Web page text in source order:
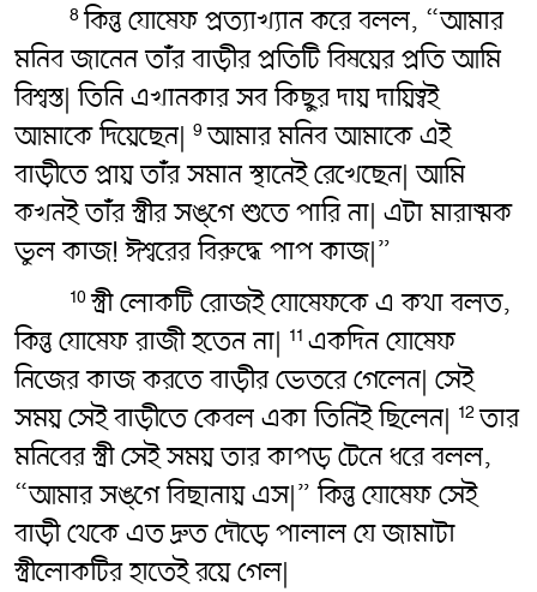
8কিন্তু যোষেফ প্রত্যাখ্যান করে বলল, “আমার
মনিব জানেন তাঁর বাড়ীর প্রতিটি বিষয়ের প্রতি আমি
বিশ্বস্ত| তিনি এখানকার সব কিছুর দায় দায়িত্বই
আমাকে দিয়েছেন| 9আমার মনিব আমাকে এই
বাড়ীতে প্রায় তাঁর সমান স্থানেই রেখেছেন| আমি
কখনই তাঁর স্ত্রীর সঙ্গে শুতে পারি না| এটা মারাত্মক
ভুল কাজ! ঈশ্বরের বিরুদ্ধে পাপ কাজ|”
10স্ত্রী লোকটি রোজই যোষেফকে এ কথা বলত,
কিন্তু যোষেফ রাজী হতেন না| 11 একদিন যোষেফ
নিজের কাজ করতে বাড়ীর ভেতরে গেলেন| সেই
সময় সেই বাড়ীতে কেবল একা তিনিই ছিলেন| 12তার
মনিবের স্ত্রী সেই সময় তার কাপড় টেনে ধরে বলল,
“আমার সঙ্গে বিছানায় এস|” কিন্তু যোষেফ সেই
বাড়ী থেকে এত দ্রুত দৌড়ে পালাল যে জামাটা
স্ত্রীলোকটির হাতেই রয়ে গেল|